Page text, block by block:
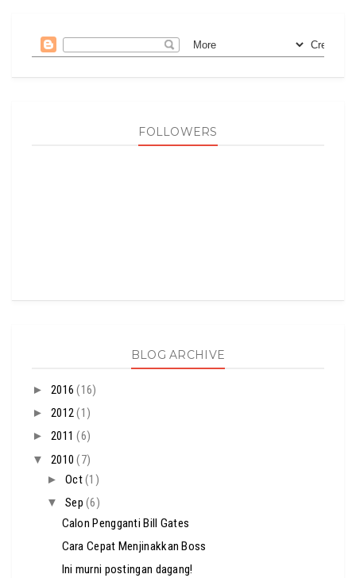
FOLLOWERS
BLOG ARCHIVE
► 2016(16)
► 2012(1)
► 2011(6)
▼ 2010(7)
► Oct(1)
▼ Sep(6)
Calon Pengganti Bill Gates
Cara Cepat Menjinakkan Boss
Ini murni postingan dagang!